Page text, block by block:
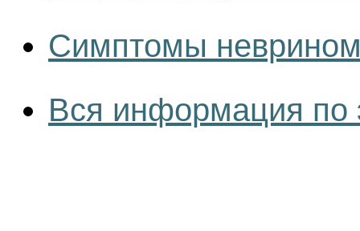
Симптомы
Вся информация по